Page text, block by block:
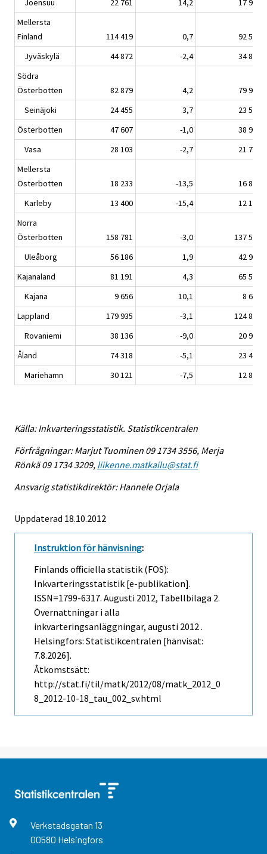
Joensuu 22 761 14,2
17 974
Mellersta
Finland
114 419 0,7
92 559
Jyväskylä
44 872 -2,4
34 895
Södra
Österbotten
82 879 4,2
79 958
Seinäjoki
24 455 3,7
23 544
Österbotten
47 607 -1,0
38 909
Vasa
28 103 -2,7
21 743
Mellersta
Österbotten
18 233 -13,5
16 802
Karleby
13 400 -15,4
12 147
Norra
Österbotten
158 781 -3,0
137 529
Uleåborg
56 186 1,9
42 900
Kajanaland
81 191 4,3
65 539
Kajana
9 656 10,1
8 696
Lappland
179 935 -3,1
124 806
Rovaniemi
38 136 -9,0
20 998
Åland
74 318 -5,1
23 410
Mariehamn
30 121 -7,5 12 840
Källa: Inkvarteringsstatistik. Statistikcentralen
Förfrågningar: Marjut Tuominen 09 1734 3556, Merja
Rönkä 09 1734 3209, liikenne.matkailu@stat.fi
Ansvarig statistikdirektör: Hannele Orjala
Uppdaterad 18.10.2012
Instruktion för hänvisning:
Finlands officiella statistik (FOS):
Inkvarteringsstatistik [e-publikation].
ISSN=1799-6317. Augusti 2012, Tabellbilaga 2.
Övernattningar i alla
inkvarteringsanläggningar, augusti 2012 .
Helsingfors: Statistikcentralen [hänvisat:
7.8.2026].
Åtkomstsätt:
http://stat.fi/til/matk/2012/08/matk_2012_0
8_2012-10-18_tau_002_sv.html
Verkstadsgatan 13
00580 Helsingfors